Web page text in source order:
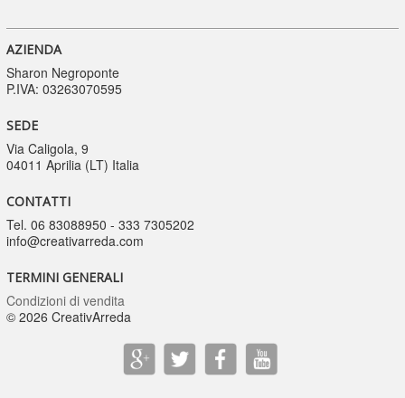
AZIENDA
Sharon Negroponte
P.IVA: 03263070595
SEDE
Via Caligola, 9
04011 Aprilia (LT) Italia
CONTATTI
Tel. 06 83088950 - 333 7305202
info@creativarreda.com
TERMINI GENERALI
Condizioni di vendita
© 2026 CreativArreda